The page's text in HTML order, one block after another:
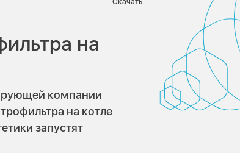
на
компании
на котле
запустят